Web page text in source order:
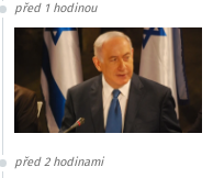
před 1 hodinou
před 2 hodinami